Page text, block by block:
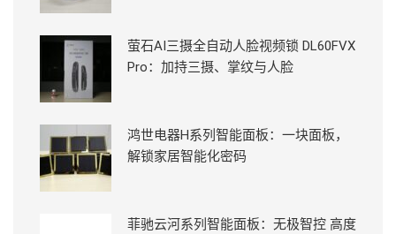
萤石AI三摄全自动人脸视频锁 DL60FVX
Pro：加持三摄、掌纹与人脸
鸿世电器H系列智能面板：一块面板，
解锁家居智能化密码
菲驰云河系列智能面板：无极智控 高度